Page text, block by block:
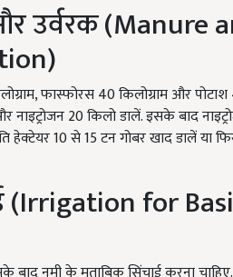
उर्वरक (Manure
फास्फोरस 40 किलोग्राम और पोटाश
नाइट्रोजन 20 किलो डालें. इसके बाद
10 से 15 टन गोबर खाद डालें या
(Irrigation for